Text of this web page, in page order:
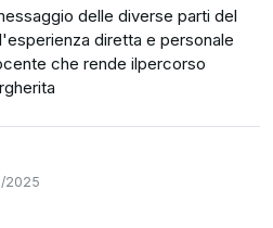
delle diverse parti del
diretta e personale
che rende ilpercorso
2025